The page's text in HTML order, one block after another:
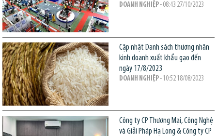
DOANH NGHIỆP- 08:43 27/10/2023
Cập nhật Danh sách thương nhân
kinh doanh xuất khẩu gạo đến
ngày 17/8/2023
DOANH NGHIỆP- 10:52 18/08/2023
Công ty CP Thương Mại, Công Nghệ
và Giải Pháp Hạ Long & Công ty CP